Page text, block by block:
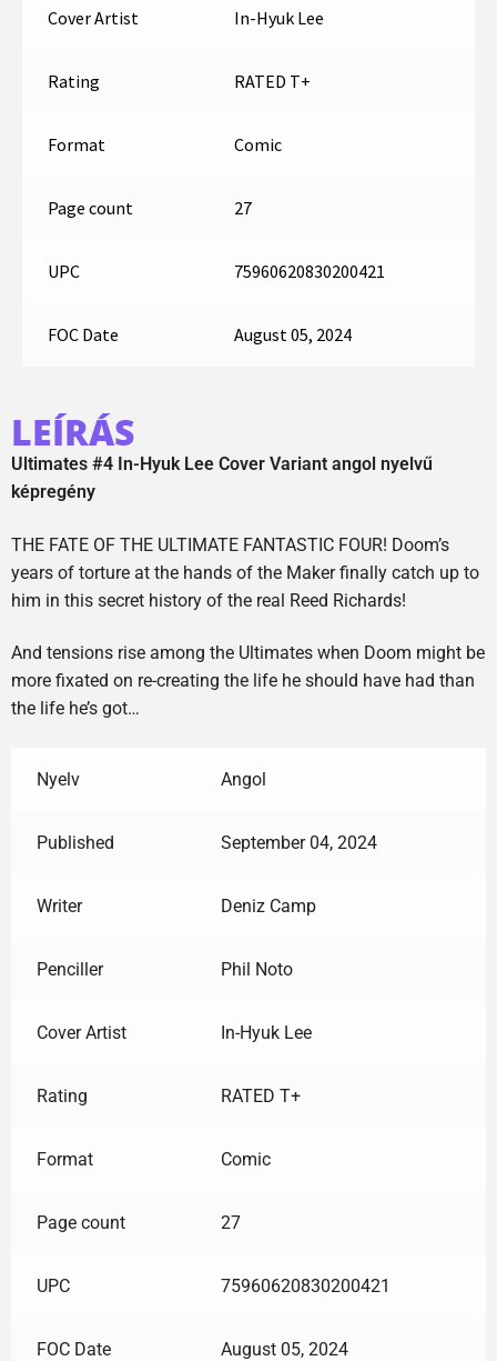
Cover Artist In-Hyuk Lee
Rating RATED T+
Format Comic
Page count 27
UPC 75960620830200421
FOC Date August 05, 2024
LEÍRÁS
Ultimates #4 In-Hyuk Lee Cover Variant angol nyelvű
képregény
THE FATE OF THE ULTIMATE FANTASTIC FOUR! Doom’s
years of torture at the hands of the Maker finally catch up to
him in this secret history of the real Reed Richards!
And tensions rise among the Ultimates when Doom might be
more fixated on re-creating the life he should have had than
the life he’s got…
Nyelv Angol
Published September 04, 2024
Writer Deniz Camp
Penciller Phil Noto
Cover Artist In-Hyuk Lee
Rating RATED T+
Format Comic
Page count 27
UPC 75960620830200421
FOC Date August 05, 2024